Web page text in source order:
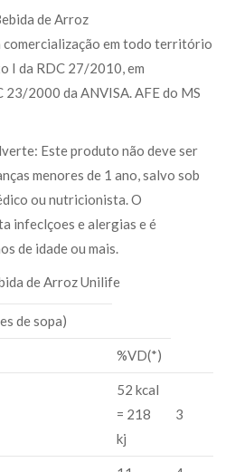
de Arroz
em todo território
I da RDC 27/2010, em
23/2000 da ANVISA. AFE do MS
Este produto não deve ser
menores de 1 ano, salvo sob
ou nutricionista. O
infeclçoes e alergias e é
de idade ou mais.
de Arroz Unilife
de sopa)
%VD(*)
52 kcal
= 218
kj
3